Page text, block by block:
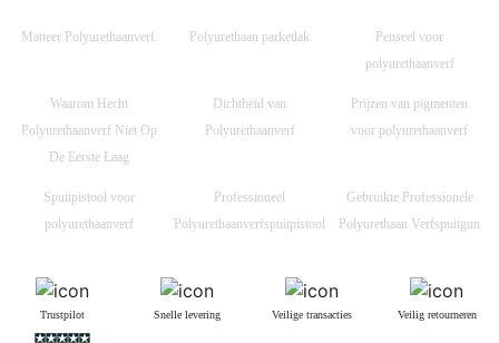
Matteer Polyurethaanverf. Polyurethaan parketlak
Penseel voor
polyurethaanverf
Waarom Hecht
Polyurethaanverf Niet Op
De Eerste Laag
Dichtheid van
Polyurethaanverf
Prijzen van pigmenten
voor polyurethaanverf
Spuitpistool voor
polyurethaanverf
Professioneel
Polyurethaanverfspuitpistool
Gebruikte Professionele
Polyurethaan Verfspuitgun
Trustpilot Snelle levering Veilige transacties Veilig retourneren